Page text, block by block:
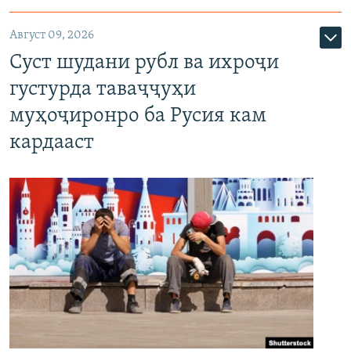
Август 09, 2026
Суст шудани рубл ва ихроҷи
густурда таваҷҷуҳи
муҳоҷиронро ба Русия кам
кардааст